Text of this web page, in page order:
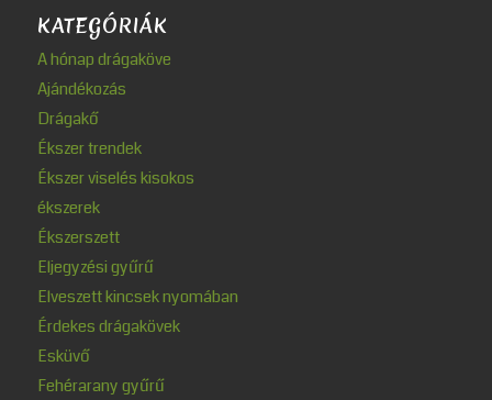
KATEGÓRIÁK
A hónap drágaköve
Ajándékozás
Drágakő
Ékszer trendek
Ékszer viselés kisokos
ékszerek
Ékszerszett
Eljegyzési gyűrű
Elveszett kincsek nyomában
Érdekes drágakövek
Esküvő
Fehérarany gyűrű